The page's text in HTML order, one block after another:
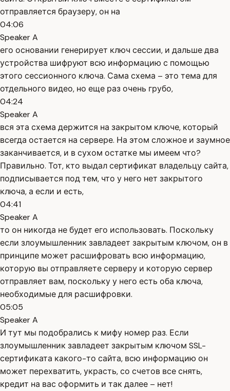
отправляется браузеру, он на
04:06
Speaker A
его основании генерирует ключ сессии, и дальше два
устройства шифруют всю информацию с помощью
этого сессионного ключа. Сама схема – это тема для
отдельного видео, но еще раз очень грубо,
04:24
Speaker A
вся эта схема держится на закрытом ключе, который
всегда остается на сервере. На этом сложное и заумное
заканчивается, и в сухом остатке мы имеем что?
Правильно. Тот, кто выдал сертификат владельцу сайта,
подписывается под тем, что у него нет закрытого
ключа, а если и есть,
04:41
Speaker A
то он никогда не будет его использовать. Поскольку
если злоумышленник завладеет закрытым ключом, он в
принципе может расшифровать всю информацию,
которую вы отправляете серверу и которую сервер
отправляет вам, поскольку у него есть оба ключа,
необходимые для расшифровки.
05:05
Speaker A
И тут мы подобрались к мифу номер раз. Если
злоумышленник завладеет закрытым ключом SSL-
сертификата какого-то сайта, всю информацию он
может перехватить, украсть, со счетов все снять,
кредит на вас оформить и так далее – нет!